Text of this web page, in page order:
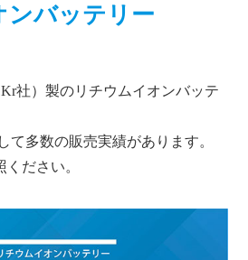
ンバッテリー
社）製のリチウムイオンバッテ
て多数の販売実績があります。
ださい。